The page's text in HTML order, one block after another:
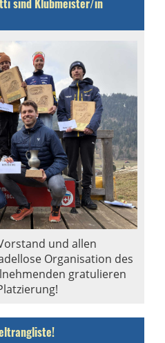
sind Klubmeister/in
und allen
Organisation des
gratulieren